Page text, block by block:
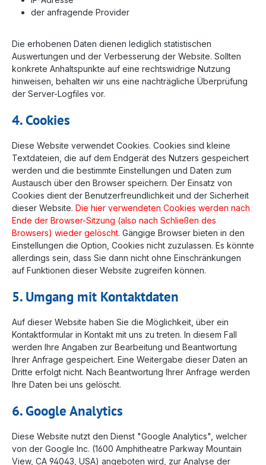
der anfragende Provider
Die erhobenen Daten dienen lediglich statistischen
Auswertungen und der Verbesserung der Website. Sollten
konkrete Anhaltspunkte auf eine rechtswidrige Nutzung
hinweisen, behalten wir uns eine nachträgliche Überprüfung
der Server-Logfiles vor.
4. Cookies
Diese Website verwendet Cookies. Cookies sind kleine
Textdateien, die auf dem Endgerät des Nutzers gespeichert
werden und die bestimmte Einstellungen und Daten zum
Austausch über den Browser speichern. Der Einsatz von
Cookies dient der Benutzerfreundlichkeit und der Sicherheit
dieser Website. Die hier verwendeten Cookies werden nach
Ende der Browser-Sitzung (also nach Schließen des
Browsers) wieder gelöscht. Gängige Browser bieten in den
Einstellungen die Option, Cookies nicht zuzulassen. Es könnte
allerdings sein, dass Sie dann nicht ohne Einschränkungen
auf Funktionen dieser Website zugreifen können.
5. Umgang mit Kontaktdaten
Auf dieser Website haben Sie die Möglichkeit, über ein
Kontaktformular in Kontakt mit uns zu treten. In diesem Fall
werden Ihre Angaben zur Bearbeitung und Beantwortung
Ihrer Anfrage gespeichert. Eine Weitergabe dieser Daten an
Dritte erfolgt nicht. Nach Beantwortung Ihrer Anfrage werden
Ihre Daten bei uns gelöscht.
6. Google Analytics
Diese Website nutzt den Dienst "Google Analytics", welcher
von der Google Inc. (1600 Amphitheatre Parkway Mountain
View, CA 94043, USA) angeboten wird, zur Analyse der